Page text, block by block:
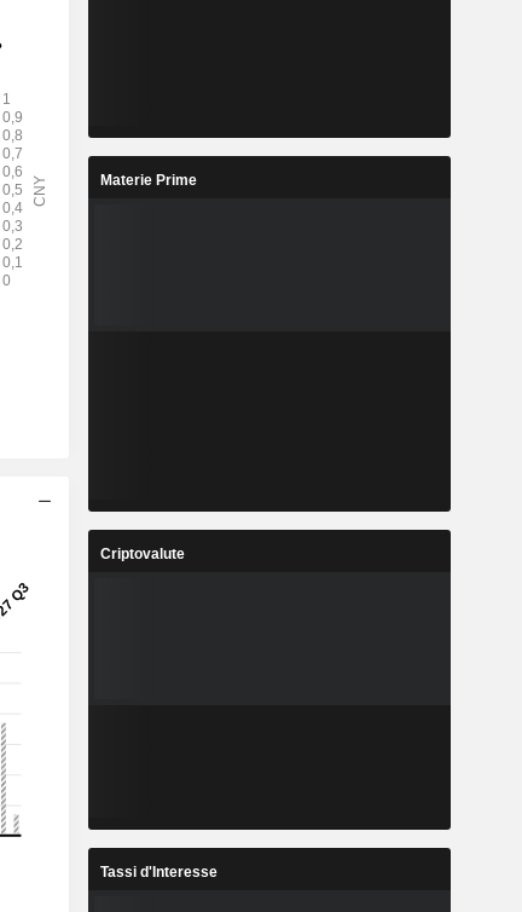
Materie Prime
Criptovalute
Tassi d'Interesse